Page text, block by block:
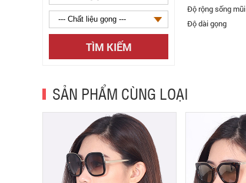
TÌM KIẾM
Độ rộng sống mũi
Độ dài gọng
SẢN PHẨM CÙNG LOẠI